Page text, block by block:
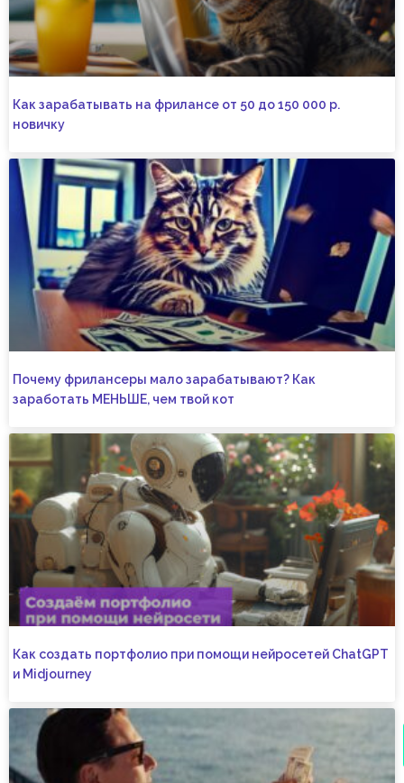
Как зарабатывать на фрилансе от 50 до 150 000 р.
новичку
Почему фрилансеры мало зарабатывают? Как
заработать МЕНЬШЕ, чем твой кот
Как создать портфолио при помощи нейросетей ChatGPT
и Midjourney